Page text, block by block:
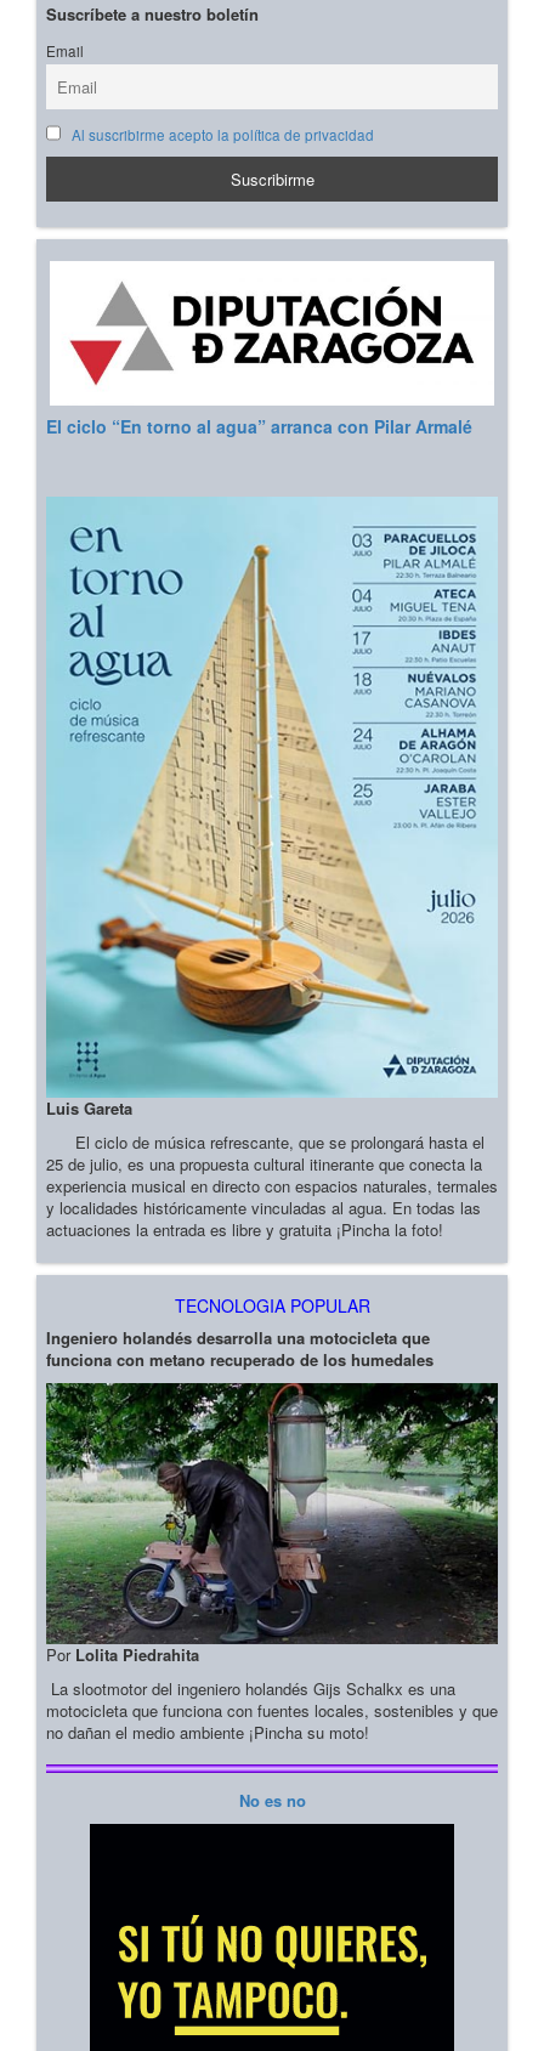
Suscríbete a nuestro boletín
Email
Al suscribirme acepto la política de privacidad
El ciclo “En torno al agua” arranca con Pilar Armalé
Luis Gareta
El ciclo de música refrescante, que se prolongará hasta el
25 de julio, es una propuesta cultural itinerante que conecta la
experiencia musical en directo con espacios naturales, termales
y localidades históricamente vinculadas al agua. En todas las
actuaciones la entrada es libre y gratuita ¡Pincha la foto!
TECNOLOGIA POPULAR
Ingeniero holandés desarrolla una motocicleta que
funciona con metano recuperado de los humedales
Por Lolita Piedrahita
La slootmotor del ingeniero holandés Gijs Schalkx es una
motocicleta que funciona con fuentes locales, sostenibles y que
no dañan el medio ambiente ¡Pincha su moto!
No es no